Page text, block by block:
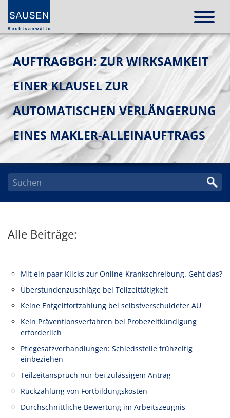
AUFTRAGBGH: ZUR WIRKSAMKEIT
EINER KLAUSEL ZUR
AUTOMATISCHEN VERLÄNGERUNG
EINES MAKLER-ALLEINAUFTRAGS
Alle Beiträge:
Mit ein paar Klicks zur Online-Krankschreibung. Geht das?
Überstundenzuschläge bei Teilzeittätigkeit
Keine Entgeltfortzahlung bei selbstverschuldeter AU
Kein Präventionsverfahren bei Probezeitkündigung
erforderlich
Pflegesatzverhandlungen: Schiedsstelle frühzeitig
einbeziehen
Teilzeitanspruch nur bei zulässigem Antrag
Rückzahlung von Fortbildungskosten
Durchschnittliche Bewertung im Arbeitszeugnis